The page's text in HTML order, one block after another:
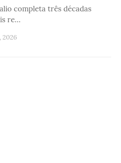
completa três décadas
re…
2026